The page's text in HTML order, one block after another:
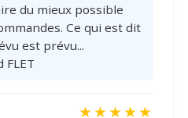
du mieux possible
Ce qui est dit
est prévu...
FLET
★★★★★